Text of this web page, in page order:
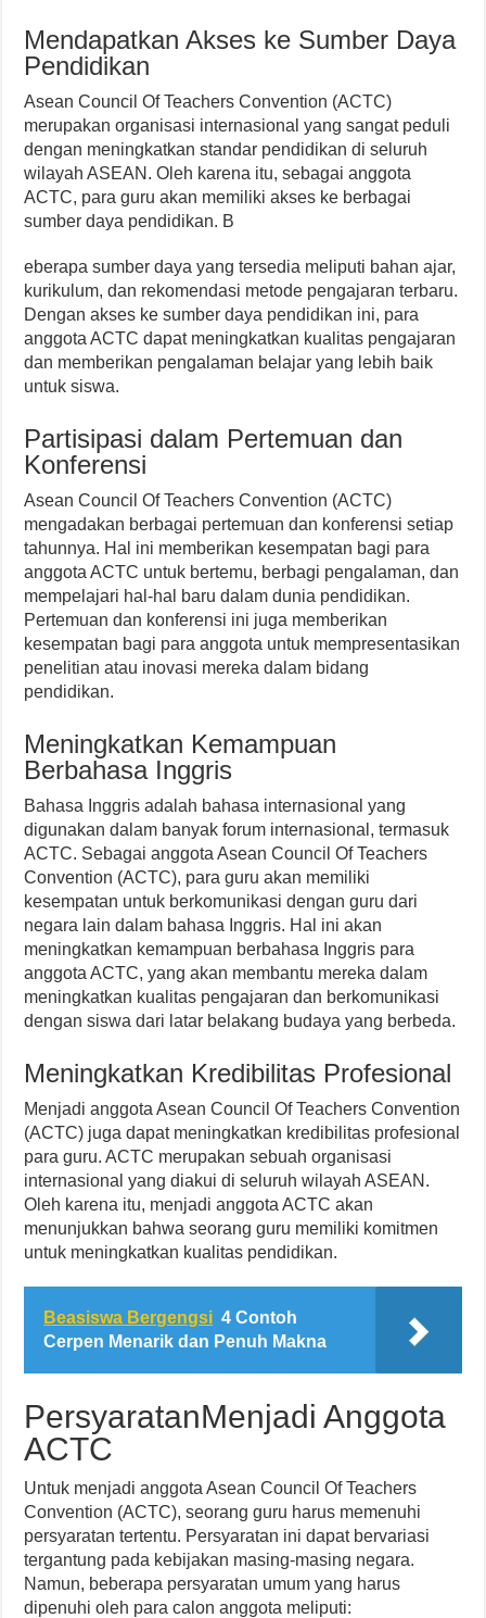
Mendapatkan Akses ke Sumber Daya
Pendidikan
Asean Council Of Teachers Convention (ACTC)
merupakan organisasi internasional yang sangat peduli
dengan meningkatkan standar pendidikan di seluruh
wilayah ASEAN. Oleh karena itu, sebagai anggota
ACTC, para guru akan memiliki akses ke berbagai
sumber daya pendidikan. B
eberapa sumber daya yang tersedia meliputi bahan ajar,
kurikulum, dan rekomendasi metode pengajaran terbaru.
Dengan akses ke sumber daya pendidikan ini, para
anggota ACTC dapat meningkatkan kualitas pengajaran
dan memberikan pengalaman belajar yang lebih baik
untuk siswa.
Partisipasi dalam Pertemuan dan
Konferensi
Asean Council Of Teachers Convention (ACTC)
mengadakan berbagai pertemuan dan konferensi setiap
tahunnya. Hal ini memberikan kesempatan bagi para
anggota ACTC untuk bertemu, berbagi pengalaman, dan
mempelajari hal-hal baru dalam dunia pendidikan.
Pertemuan dan konferensi ini juga memberikan
kesempatan bagi para anggota untuk mempresentasikan
penelitian atau inovasi mereka dalam bidang
pendidikan.
Meningkatkan Kemampuan
Berbahasa Inggris
Bahasa Inggris adalah bahasa internasional yang
digunakan dalam banyak forum internasional, termasuk
ACTC. Sebagai anggota Asean Council Of Teachers
Convention (ACTC), para guru akan memiliki
kesempatan untuk berkomunikasi dengan guru dari
negara lain dalam bahasa Inggris. Hal ini akan
meningkatkan kemampuan berbahasa Inggris para
anggota ACTC, yang akan membantu mereka dalam
meningkatkan kualitas pengajaran dan berkomunikasi
dengan siswa dari latar belakang budaya yang berbeda.
Meningkatkan Kredibilitas Profesional
Menjadi anggota Asean Council Of Teachers Convention
(ACTC) juga dapat meningkatkan kredibilitas profesional
para guru. ACTC merupakan sebuah organisasi
internasional yang diakui di seluruh wilayah ASEAN.
Oleh karena itu, menjadi anggota ACTC akan
menunjukkan bahwa seorang guru memiliki komitmen
untuk meningkatkan kualitas pendidikan.
Beasiswa Bergengsi 4 Contoh
Cerpen Menarik dan Penuh Makna
PersyaratanMenjadi Anggota
ACTC
Untuk menjadi anggota Asean Council Of Teachers
Convention (ACTC), seorang guru harus memenuhi
persyaratan tertentu. Persyaratan ini dapat bervariasi
tergantung pada kebijakan masing-masing negara.
Namun, beberapa persyaratan umum yang harus
dipenuhi oleh para calon anggota meliputi: